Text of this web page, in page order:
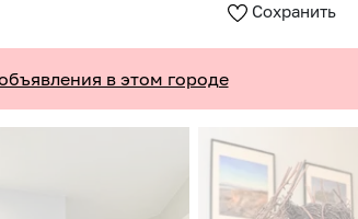
Сохранить
в этом городе